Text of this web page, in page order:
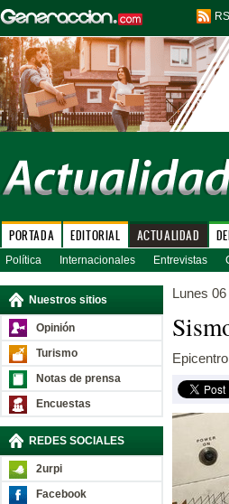
PORTADA EDITORIAL ACTUALIDAD
Política Internacionales Entrevistas
Nuestros sitios
Opinión
Turismo
Notas de prensa
Encuestas
REDES SOCIALES
2urpi
Facebook
Lunes